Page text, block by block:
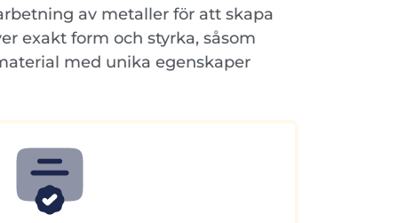
av metaller för att skapa
exakt form och styrka, såsom
med unika egenskaper